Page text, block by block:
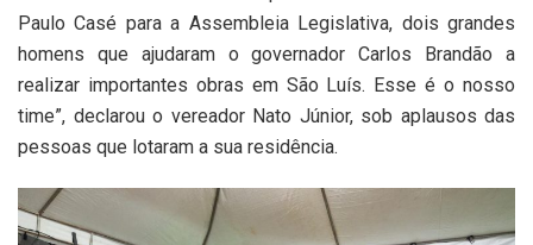
Paulo Casé para a Assembleia Legislativa, dois grandes
homens que ajudaram o governador Carlos Brandão a
realizar importantes obras em São Luís. Esse é o nosso
time”, declarou o vereador Nato Júnior, sob aplausos das
pessoas que lotaram a sua residência.